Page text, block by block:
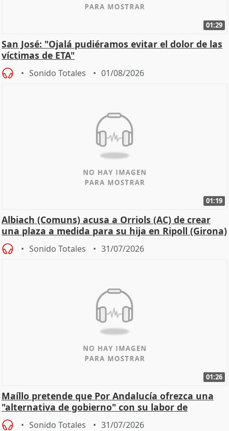
01:29
San José: "Ojalá pudiéramos evitar el dolor de las
víctimas de ETA"
Sonido Totales 01/08/2026
01:19
Albiach (Comuns) acusa a Orriols (AC) de crear
una plaza a medida para su hija en Ripoll (Girona)
Sonido Totales 31/07/2026
01:26
Maíllo pretende que Por Andalucía ofrezca una
"alternativa de gobierno" con su labor de
oposición
Sonido Totales 31/07/2026